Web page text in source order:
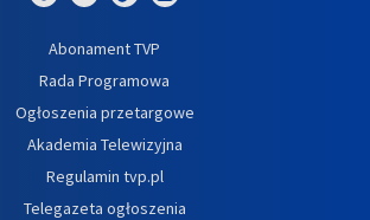
Abonament TVP
Rada Programowa
Ogłoszenia przetargowe
Akademia Telewizyjna
Regulamin tvp.pl
Telegazeta ogłoszenia